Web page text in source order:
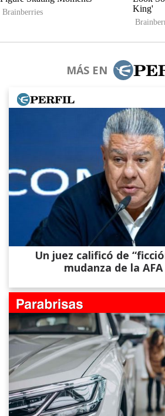
MÁS EN
Un juez calificó de
mudanza de la